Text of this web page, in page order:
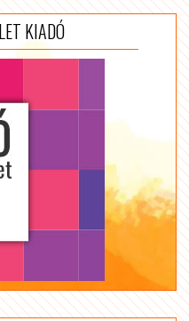
KIADÓ